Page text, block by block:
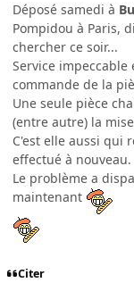
Déposé samedi à
Pompidou à Paris,
chercher ce soir...
Service
commande de la
Une seule pièce
(entre autre) la
C'est elle aussi qui
effectué à nouveau.
Le problème a
maintenant
Citer